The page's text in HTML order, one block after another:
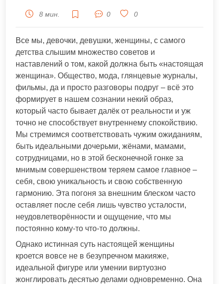
8 мин. 0 0
Все мы, девочки, девушки, женщины, с самого
детства слышим множество советов и
наставлений о том, какой должна быть «настоящая
женщина». Общество, мода, глянцевые журналы,
фильмы, да и просто разговоры подруг – всё это
формирует в нашем сознании некий образ,
который часто бывает далёк от реальности и уж
точно не способствует внутреннему спокойствию.
Мы стремимся соответствовать чужим ожиданиям,
быть идеальными дочерьми, жёнами, мамами,
сотрудницами, но в этой бесконечной гонке за
мнимым совершенством теряем самое главное –
себя, свою уникальность и свою собственную
гармонию. Эта погоня за внешним блеском часто
оставляет после себя лишь чувство усталости,
неудовлетворённости и ощущение, что мы
постоянно кому-то что-то должны.
Однако истинная суть настоящей женщины
кроется вовсе не в безупречном макияже,
идеальной фигуре или умении виртуозно
жонглировать десятью делами одновременно. Она